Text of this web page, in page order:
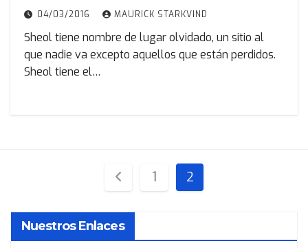
04/03/2016 MAURICK STARKVIND
Sheol tiene nombre de lugar olvidado, un sitio al
que nadie va excepto aquellos que están perdidos.
Sheol tiene el…
Paginación
de
entradas
1 2
Nuestros Enlaces